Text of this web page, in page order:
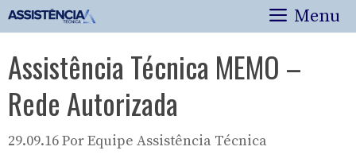
Pular
para
conteúdo
Menu
Assistência Técnica MEMO –
Rede Autorizada
29.09.16PorEquipe Assistência Técnica